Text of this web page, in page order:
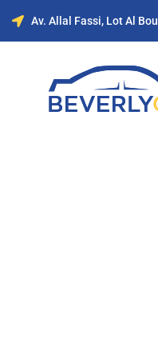
Av. Allal Fassi, Lot Al